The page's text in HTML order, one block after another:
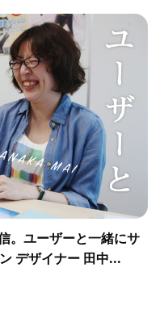
。ユーザーと一緒にサ
デザイナー 田中...